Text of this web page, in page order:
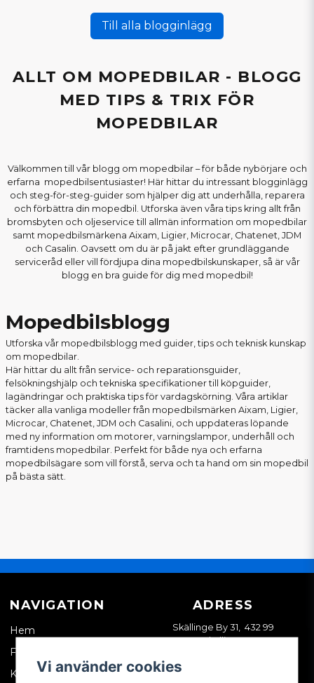
Till alla blogginlägg
ALLT OM MOPEDBILAR - BLOGG
MED TIPS & TRIX FÖR
MOPEDBILAR
Välkommen till vår blogg om mopedbilar – för både nybörjare och
erfarna mopedbilsentusiaster! Här hittar du intressant blogginlägg
och steg-för-steg-guider som hjälper dig att underhålla, reparera
och förbättra din mopedbil. Utforska även våra tips kring allt från
bromsbyten och oljeservice till allmän information om mopedbilar
samt mopedbilsmärkena Aixam, Ligier, Microcar, Chatenet, JDM
och Casalin. Oavsett om du är på jakt efter grundläggande
serviceråd eller vill fördjupa dina mopedbilskunskaper, så är vår
blogg en bra guide för dig med mopedbil!
Mopedbilsblogg
Utforska vår mopedbilsblogg med guider, tips och teknisk kunskap
om mopedbilar.
Här hittar du allt från service- och reparationsguider,
felsökningshjälp och tekniska specifikationer till köpguider,
lagändringar och praktiska tips för vardagskörning. Våra artiklar
täcker alla vanliga modeller från mopedbilsmärken Aixam, Ligier,
Microcar, Chatenet, JDM och Casalini, och uppdateras löpande
med ny information om motorer, varningslampor, underhåll och
framtidens mopedbilar. Perfekt för både nya och erfarna
mopedbilsägare som vill förstå, serva och ta hand om sin mopedbil
på bästa sätt.
NAVIGATION
Hem
Företagskund
Kontakta oss
ADRESS
Skällinge By 31, 432 99
Skällinge
Vi använder cookies